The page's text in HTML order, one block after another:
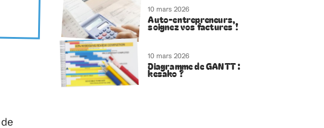
10 mars 2026
Auto-entrepreneurs,
soignez vos factures !
10 mars 2026
Diagramme de GANTT :
kesako ?